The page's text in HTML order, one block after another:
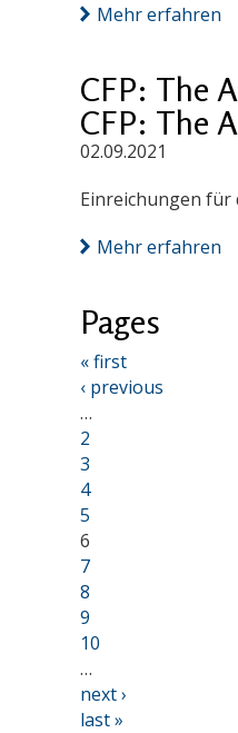
Mehr erfahren
CFP: The
CFP: The
02.09.2021
Einreichungen für
Mehr erfahren
Pages
« first
‹ previous
…
2
3
4
5
6
7
8
9
10
…
next ›
last »